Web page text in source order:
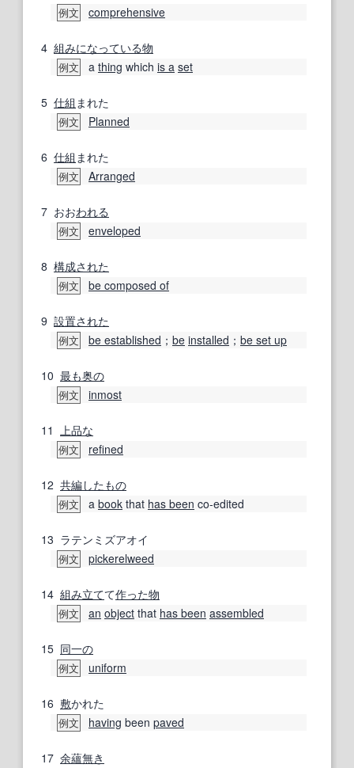
例文 comprehensive
4 組みになっている物
例文 a thing which is a set
5 仕組 まれた
例文 Planned
6 仕組 まれた
例文 Arranged
7 おおわれる
例文 enveloped
8 構成された
例文 be composed of
9 設置された
例文 be established ； be installed ； be set up
10 最も奥の
例文 inmost
11 上品な
例文 refined
12 共編したもの
例文 a book that has been co-edited
13 ラテンミズアオイ
例文 pickerelweed
14 組み立てて作った物
例文 an object that has been assembled
15 同一の
例文 uniform
16 敷かれた
例文 having been paved
17 余蘊無き